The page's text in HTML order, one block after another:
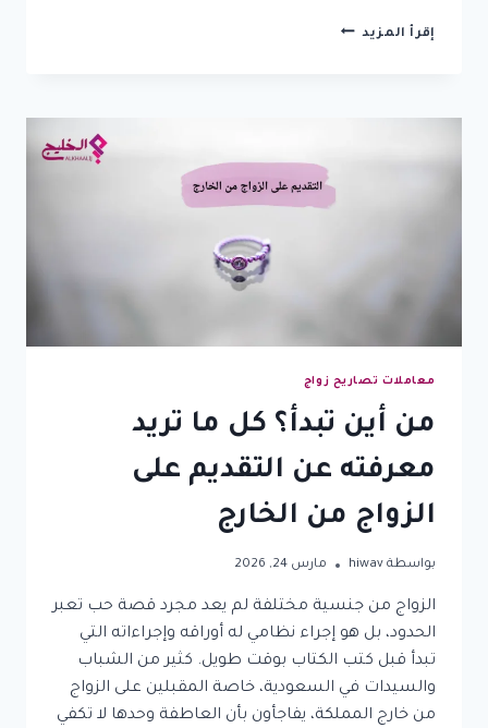
إقرأ المزيد تقديم
المطلوبة
لعام
2026
معاملات تصاريح زواج
من أين تبدأ؟ كل ما تريد
معرفته عن التقديم على
الزواج من الخارج
بواسطة hiwav مارس 24, 2026
الزواج من جنسية مختلفة لم يعد مجرد قصة حب تعبر
الحدود، بل هو إجراء نظامي له أوراقه وإجراءاته التي
تبدأ قبل كتب الكتاب بوقت طويل. كثير من الشباب
والسيدات في السعودية، خاصة المقبلين على الزواج
من خارج المملكة، يفاجأون بأن العاطفة وحدها لا تكفي